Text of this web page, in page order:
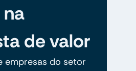
na
de valor
empresas do setor